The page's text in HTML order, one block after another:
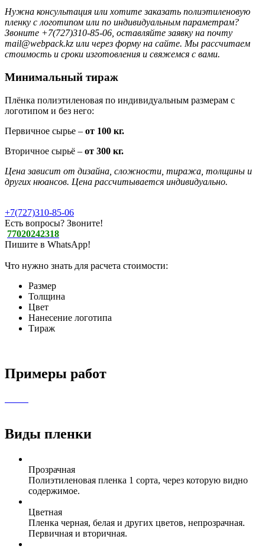
Нужна консультация или хотите заказать полиэтиленовую
пленку с логотипом или по индивидуальным параметрам?
Звоните +7(727)310-85-06, оставляйте заявку на почту
mail@webpack.kz или через форму на сайте. Мы рассчитаем
стоимость и сроки изготовления и свяжемся с вами.
Минимальный тираж
Плёнка полиэтиленовая по индивидуальным размерам с
логотипом и без него:
Первичное сырье – от 100 кг.
Вторичное сырьё – от 300 кг.
Цена зависит от дизайна, сложности, тиража, толщины и
других нюансов. Цена рассчитывается индивидуально.
+7(727)310-85-06
Есть вопросы? Звоните!
77020242318
Пишите в WhatsApp!
Что нужно знать для расчета стоимости:
Размер
Толщина
Цвет
Нанесение логотипа
Тираж
Примеры работ
Виды пленки
Прозрачная
Полиэтиленовая пленка 1 сорта, через которую видно
содержимое.
Цветная
Пленка черная, белая и других цветов, непрозрачная.
Первичная и вторичная.